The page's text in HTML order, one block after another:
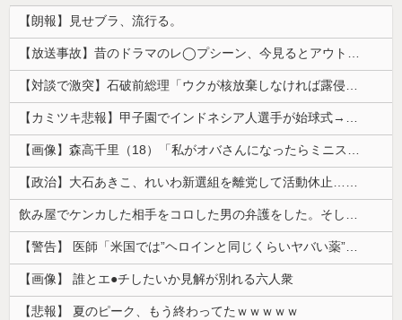
【朗報】見せブラ、流行る。
【放送事故】昔のドラマのレ◯プシーン、今見るとアウトすぎる・・・
【対談で激突】石破前総理「ウクが核放棄しなければ露侵攻なかった」 湯崎前県知事「核抑止はフィクション」
【カミツキ悲報】甲子園でインドネシア人選手が始球式→日本保守党・百田尚樹代表「甲子園を政治利用するな！」
【画像】森高千里（18）「私がオバさんになったらミニスカートは無理よ」→現在ｗｗｗｗ
【政治】大石あきこ、れいわ新選組を離党して活動休止…「スジは通します」とは何だったのか
飲み屋でケンカした相手をコロした男の弁護をした。そして数年後、因果応報を思わせる出来事が…
【警告】 医師「米国では”ヘロインと同じくらいヤバい薬”が日本では平気で処方されてる」
【画像】 誰とエ●チしたいか見解が別れる六人衆
【悲報】 夏のピーク、もう終わってたｗｗｗｗｗ